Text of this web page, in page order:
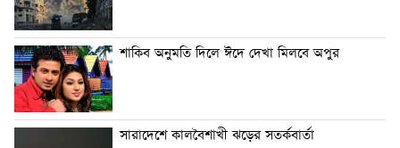
শাকিব অনুমতি দিলে ঈদে দেখা মিলবে অপুর
সারাদেশে কালবৈশাখী ঝড়ের সতর্কবার্তা